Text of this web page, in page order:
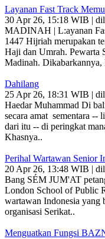
Layanan Fast Track
30 Apr 26, 15:18 WIB |
MADINAH | L:ayanan
1447 Hijriah merupakan
Haji dan Umrah. Pewarta
Madinah. Dikabarkannya,
Dahilang
25 Apr 26, 18:31 WIB |
Haedar Muhammad Di
secara amat sementara --
dari itu -- di peringkat
Khasnya..
Perihal Wartawan Senior
20 Apr 26, 13:48 WIB |
Bang SÉM JUM'AT
London School of Public
wartawan Indonesia yang
organisasi Serikat..
Menguatkan Fungsi